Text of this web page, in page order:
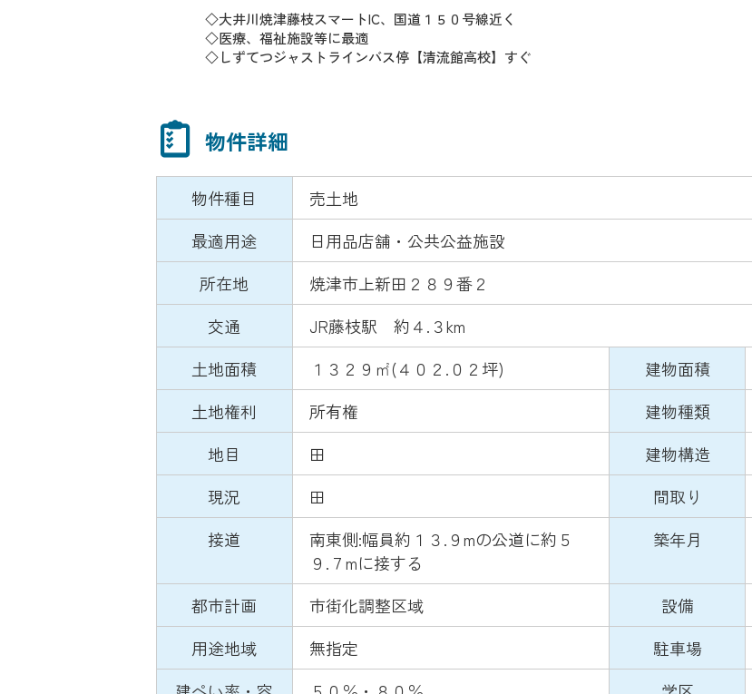
◇大井川焼津藤枝スマートIC、国道１５０号線近く
◇医療、福祉施設等に最適
◇しずてつジャストラインバス停【清流館高校】すぐ
物件詳細
物件種目
売土地
最適用途
日用品店舗・公共公益施設
所在地
焼津市上新田２８９番２
交通
JR藤枝駅 約４.３km
土地面積
１３２９㎡(４０２.０２坪) 建物面積
土地権利
所有権 建物種類
地目
田 建物構造
現況
田 間取り
接道
南東側:幅員約１３.９mの公道に約５
９.７mに接する
築年月
都市計画 市街化調整区域 設備
用途地域
無指定 駐車場